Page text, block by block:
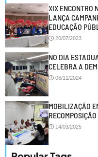
XIX ENCONTRO
LANÇA
EDUCAÇÃO
20/07/2023
NO DIA
CELEBRA A
06/11/2024
MOBILIZAÇÃO
14/03/2025